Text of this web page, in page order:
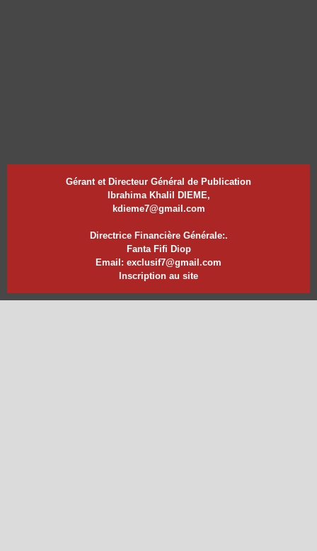
Gérant et Directeur Général de Publication
Ibrahima Khalil DIEME,
kdieme7@gmail.com
Directrice Financière Générale:.
Fanta Fifi Diop
Email: exclusif7@gmail.com
Inscription au site